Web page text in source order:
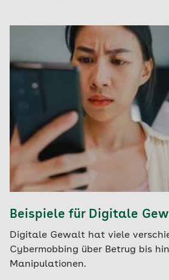
Beispiele für Digitale
Digitale Gewalt hat viele
Cybermobbing über Betrug bis
Manipulationen.